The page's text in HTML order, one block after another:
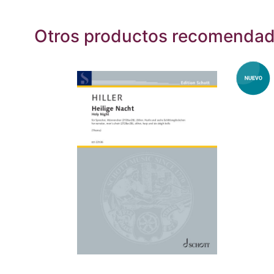
Otros productos